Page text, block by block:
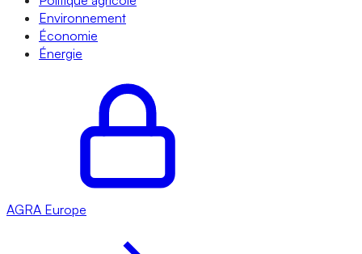
Environnement
Économie
Énergie
AGRA Europe